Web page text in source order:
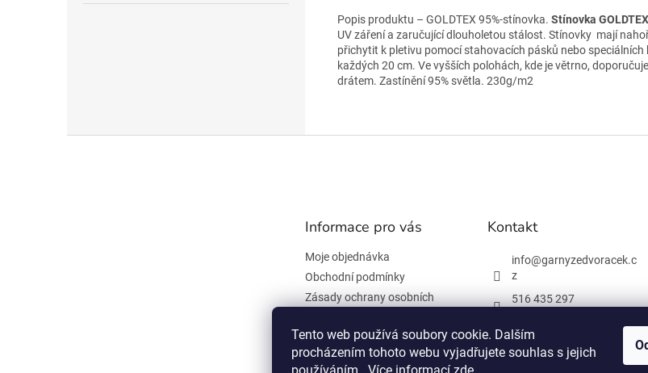
Tento web používá soubory cookie. Dalším
procházením tohoto webu vyjadřujete souhlas s jejich
Popis produktu – GOLDTEX 95%-stínovka. Stínovka GOLDTEX
UV záření a zaručující dlouholetou stálost. Stínovky mají
přichytit k pletivu pomocí stahovacích pásků nebo
každých 20 cm. Ve vyšších polohách, kde je větrno,
drátem. Zastínění 95% světla. 230g/m2
Informace pro vás
Moje objednávka
Obchodní podmínky
Zásady ochrany osobních
Kontakty
Všeobecné informace
Kontakt
info@garnyzedvoracek.c
z
516 435 297
Facebook